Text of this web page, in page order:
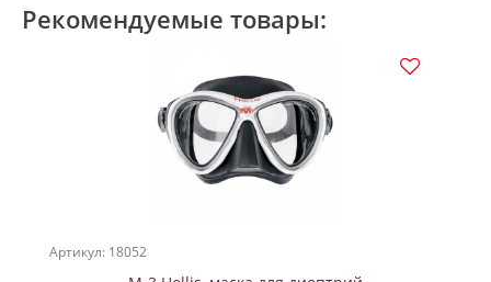
Рекомендуемые товары:
Артикул: 18052